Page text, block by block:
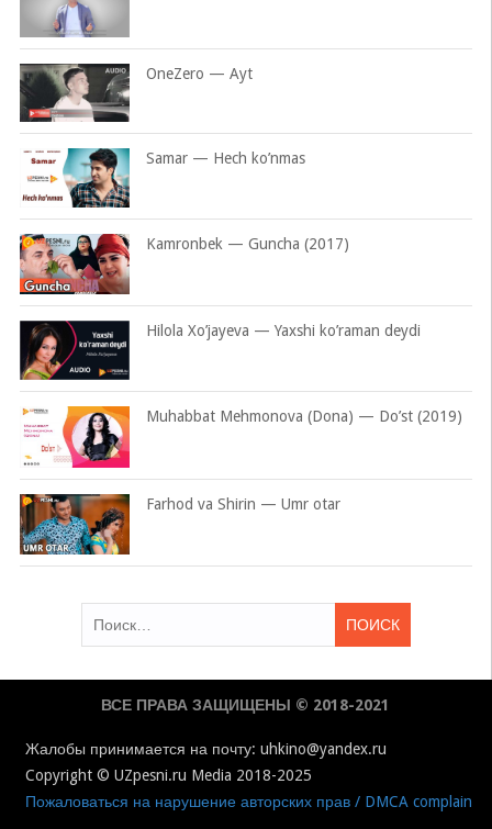
OneZero — Ayt
Samar — Hech ko’nmas
Kamronbek — Guncha (2017)
Hilola Xo’jayeva — Yaxshi ko’raman deydi
Muhabbat Mehmonova (Dona) — Do’st (2019)
Farhod va Shirin — Umr otar
ВСЕ ПРАВА ЗАЩИЩЕНЫ © 2018-2021
Жалобы принимается на почту: uhkino@yandex.ru
Copyright © UZpesni.ru Media 2018-2025
Пожаловаться на нарушение авторских прав / DMCA complain